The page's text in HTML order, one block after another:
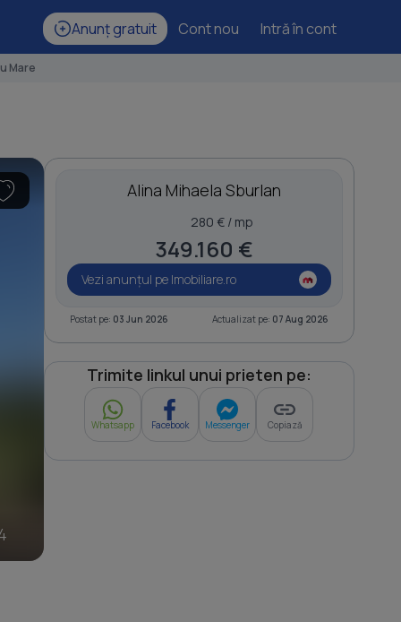
Anunț gratuit Cont nou Intră în cont
Mare
Alina Mihaela Sburlan
280 € / mp
349.160 €
Vezi anunțul pe Imobiliare.ro
Postat pe: 03 Jun 2026 Actualizat pe: 07 Aug 2026
Trimite linkul unui prieten pe:
Whatsapp Facebook Messenger Copiază